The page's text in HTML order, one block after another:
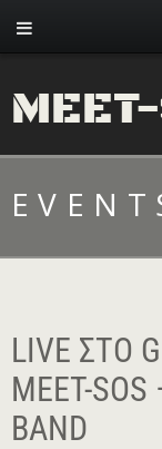
LIVE ΣΤΟ
MEET-
BAND